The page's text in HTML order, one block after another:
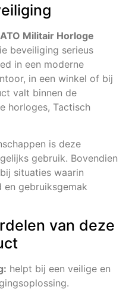
Militair Horloge
beveiliging serieus
in een moderne
in een winkel of bij
valt binnen de
horloges, Tactisch
is deze
gebruik. Bovendien
situaties waarin
gebruiksgemak
van deze
helpt bij een veilige en